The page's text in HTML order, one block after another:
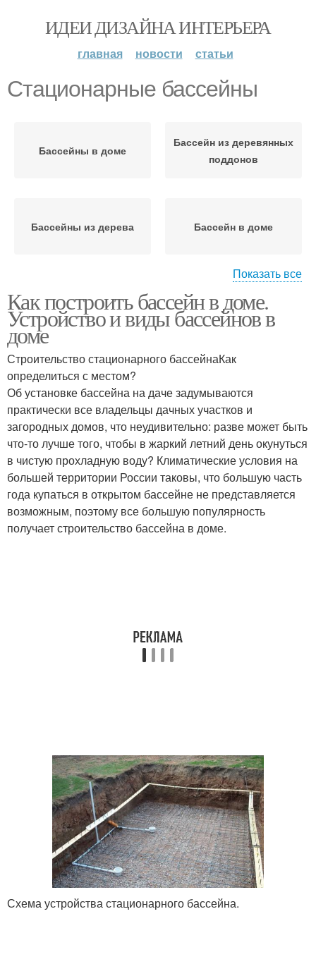
ИДЕИ ДИЗАЙНА ИНТЕРЬЕРА
главная новости статьи
Стационарные бассейны
Бассейны в доме
Бассейн из деревянных
поддонов
Бассейны из дерева Бассейн в доме
Крытый бассейн Бассейн в здании
Собственный бассейн
Каркасный бассейн Монолитный бассейн
Бассейн из поддонов Бассейн из европаллет
Показать все
Как построить бассейн в доме.
Устройство и виды бассейнов в
доме
Строительство стационарного бассейнаКак
определиться с местом?
Об установке бассейна на даче задумываются
практически все владельцы дачных участков и
загородных домов, что неудивительно: разве может быть
что-то лучше того, чтобы в жаркий летний день окунуться
в чистую прохладную воду? Климатические условия на
большей территории России таковы, что большую часть
года купаться в открытом бассейне не представляется
возможным, поэтому все большую популярность
получает строительство бассейна в доме.
Схема устройства стационарного бассейна.